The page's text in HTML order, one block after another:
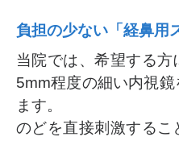
負担の少ない「経鼻用
当院では、希望する
5mm程度の細い内視
ます。
のどを直接刺激する